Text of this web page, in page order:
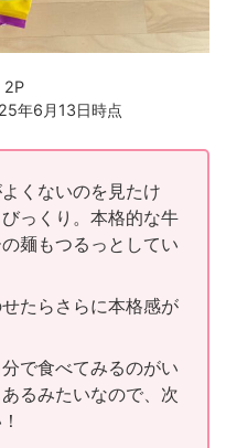
2P
年6月13日時点
くないのを見たけ
っくり。本格的な牛
麺もつるっとしてい
たらさらに本格感が
で食べてみるのがい
るみたいなので、次